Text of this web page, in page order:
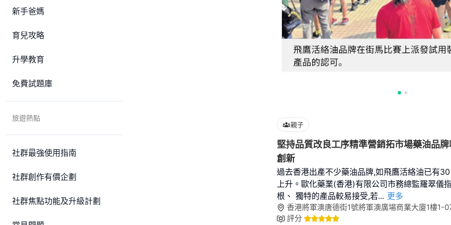
新手爸媽
育兒攻略
升學教育
免費試題庫
旅遊熱點
社群最強使用指南
社群創作有價企劃
社群焦點功能及升級計劃
親子
堅持品質改良工序精準營銷拓市場藥油品
創新
過去香港出產不少藥油品牌,如飛鷹活絡油已有
上升。歐化藥業(香港)有限公司市務總監羅翠儀
根、 獨特的產品較易接受,若... 更多
香港將軍澳唐德街1號將軍澳廣場商業大廈1樓1-
評分